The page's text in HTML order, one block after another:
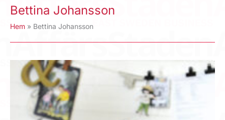
Bettina Johansson
Hem Bettina Johansson